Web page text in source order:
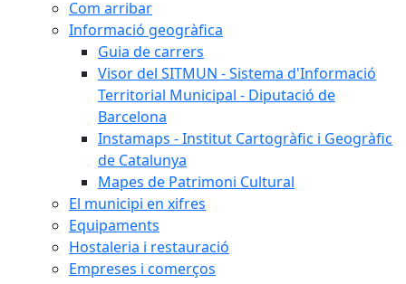
Com arribar
Informació geogràfica
Guia de carrers
Visor del SITMUN - Sistema d'Informació
Territorial Municipal - Diputació de
Barcelona
Instamaps - Institut Cartogràfic i Geogràfic
de Catalunya
Mapes de Patrimoni Cultural
El municipi en xifres
Equipaments
Hostaleria i restauració
Empreses i comerços